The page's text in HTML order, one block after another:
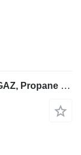
Visser De Single hose Gas LPG, GPL, GAZ, Propane dispenser